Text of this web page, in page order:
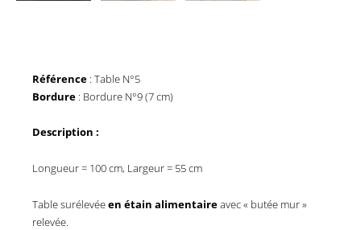
Référence : Table N°5
Bordure : Bordure N°9 (7 cm)
Description :
Longueur = 100 cm, Largeur = 55 cm
Table surélevéeen étain alimentaireavec « butée mur »
relevée.